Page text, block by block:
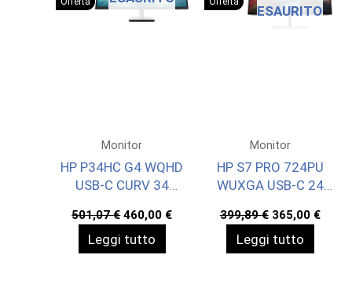
Monitor
HP P34HC G4 WQHD
USB-C CURV 34
501,07€ Il
prezzo
originale
era:
460,00 €Il
prezzo
Leggi tutto
ESAURITO
Monitor
HP S7 PRO 724PU
WUXGA USB-C 24
399,89€ Il
prezzo
originale
era:
365,00 €Il
Leggi tutto